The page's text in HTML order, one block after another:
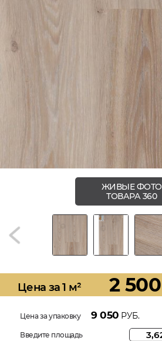
ЖИВЫЕ ФОТО
ТОВАРА 360
Цена за 1 м² 2 500
Цена за упаковку 9 050 РУБ.
Введите площадь